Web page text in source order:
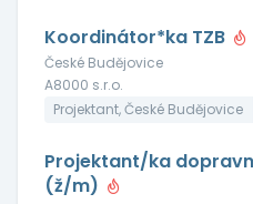
Koordinátor*ka TZB
České Budějovice
A8000 s.r.o.
Projektant, České Budějovice
Projektant/ka
(ž/m)